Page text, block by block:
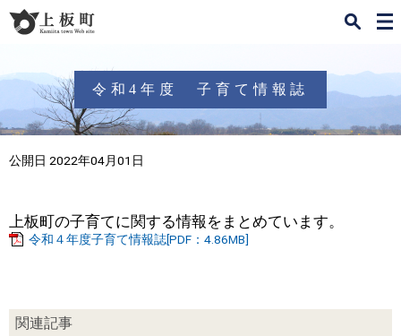
令和4年度 子育て情報誌
公開日 2022年04月01日
上板町の子育てに関する情報をまとめています。
令和４年度子育て情報誌[PDF：4.86MB]
関連記事